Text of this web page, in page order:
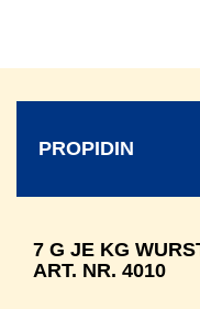
PROPIDIN
7 G JE KG
ART. NR. 4010